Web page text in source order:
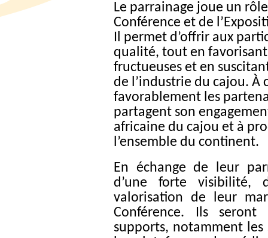
Le parrainage joue un
Conférence et de
Il permet d’offrir aux
qualité, tout en
fructueuses et en
de l’industrie du cajou. À
favorablement les
partagent son
africaine du cajou et à
l’ensemble du continent.
En échange de leur
d’une forte visibilité,
valorisation de leur
Conférence. Ils
supports, notamment